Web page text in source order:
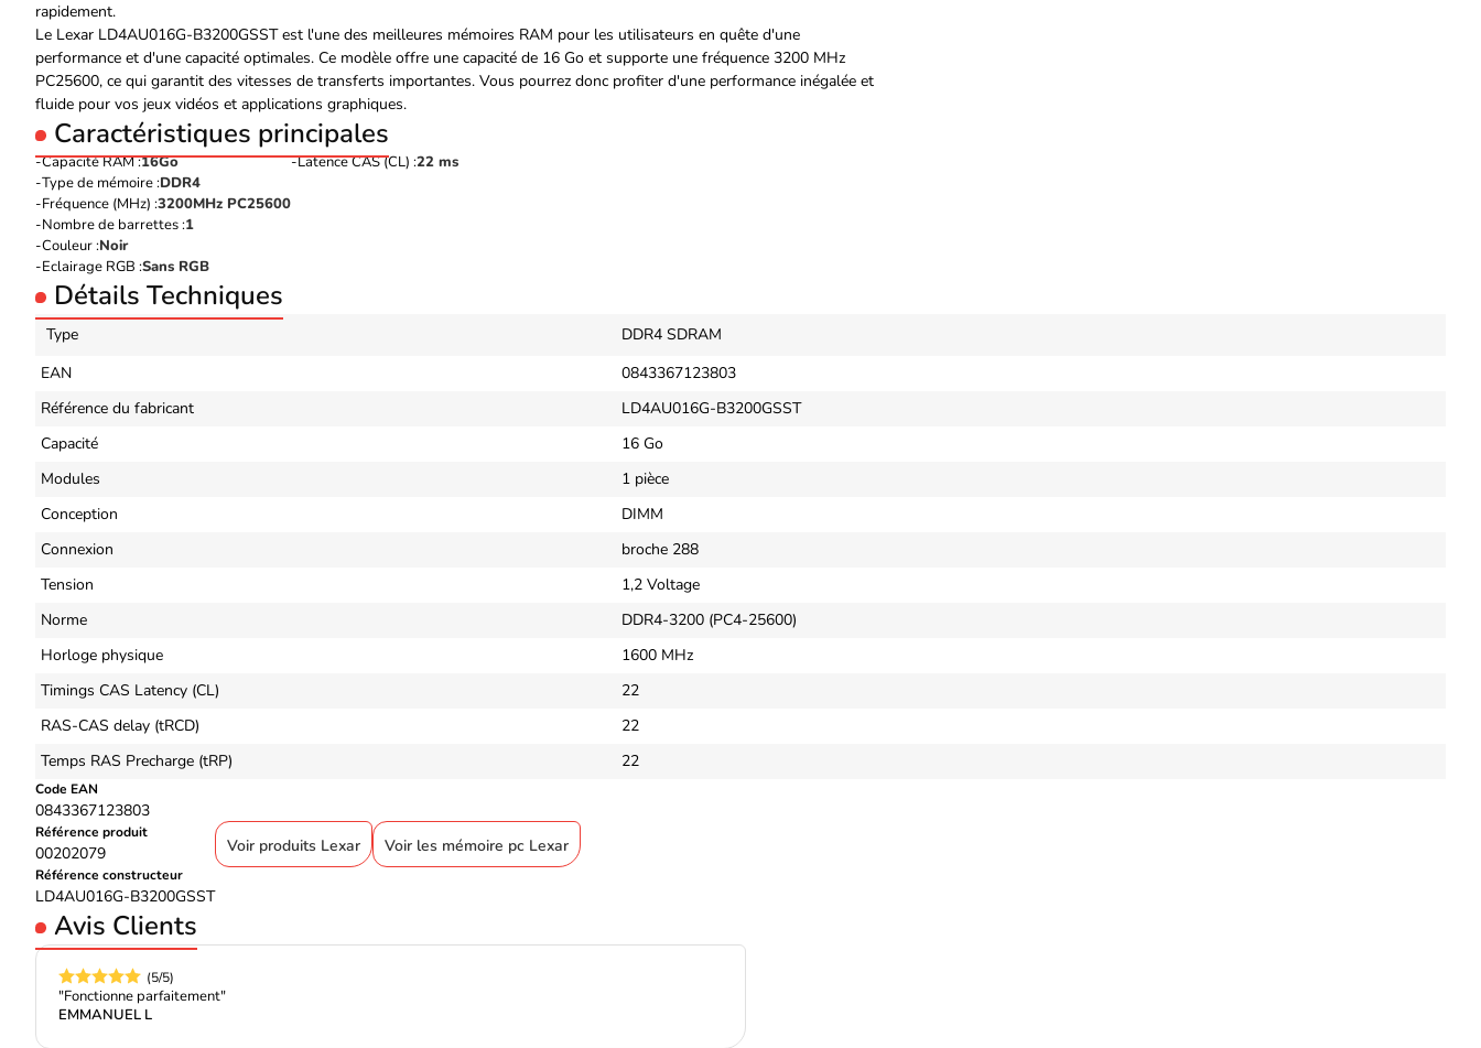
rapidement.
Le Lexar LD4AU016G-B3200GSST est l'une des meilleures mémoires RAM pour les utilisateurs en quête d'une
performance et d'une capacité optimales. Ce modèle offre une capacité de 16 Go et supporte une fréquence 3200 MHz
PC25600, ce qui garantit des vitesses de transferts importantes. Vous pourrez donc profiter d'une performance inégalée et
fluide pour vos jeux vidéos et applications graphiques.
Caractéristiques principales
Capacité RAM :16Go
Type de mémoire :DDR4
Fréquence (MHz) :3200MHz PC25600
Nombre de barrettes :1
Couleur :Noir
Eclairage RGB :Sans RGB
Latence CAS (CL) :22 ms
Détails Techniques
Type
DDR4 SDRAM
EAN
0843367123803
Référence du fabricant
LD4AU016G-B3200GSST
Capacité
16 Go
Modules
1 pièce
Conception
DIMM
Connexion
broche 288
Tension
1,2 Voltage
Norme
DDR4-3200 (PC4-25600)
Horloge physique
1600 MHz
Timings CAS Latency (CL)
22
RAS-CAS delay (tRCD)
22
Temps RAS Precharge (tRP)
22
Code EAN
0843367123803
Référence produit
00202079
Référence constructeur
LD4AU016G-B3200GSST
Voir produits Lexar Voir les mémoire pc Lexar
Avis Clients
(5/5)
"Fonctionne parfaitement"
EMMANUEL L